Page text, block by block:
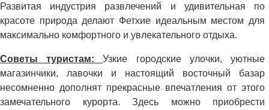
Развитая индустрия развлечений и удивительная по
красоте природа делают Фетхие идеальным местом для
максимально комфортного и увлекательного отдыха.
Советы туристам:Узкие городские улочки, уютные
магазинчики, лавочки и настоящий восточный базар
несомненно дополнят прекрасные впечатления от этого
замечательного курорта. Здесь можно приобрести